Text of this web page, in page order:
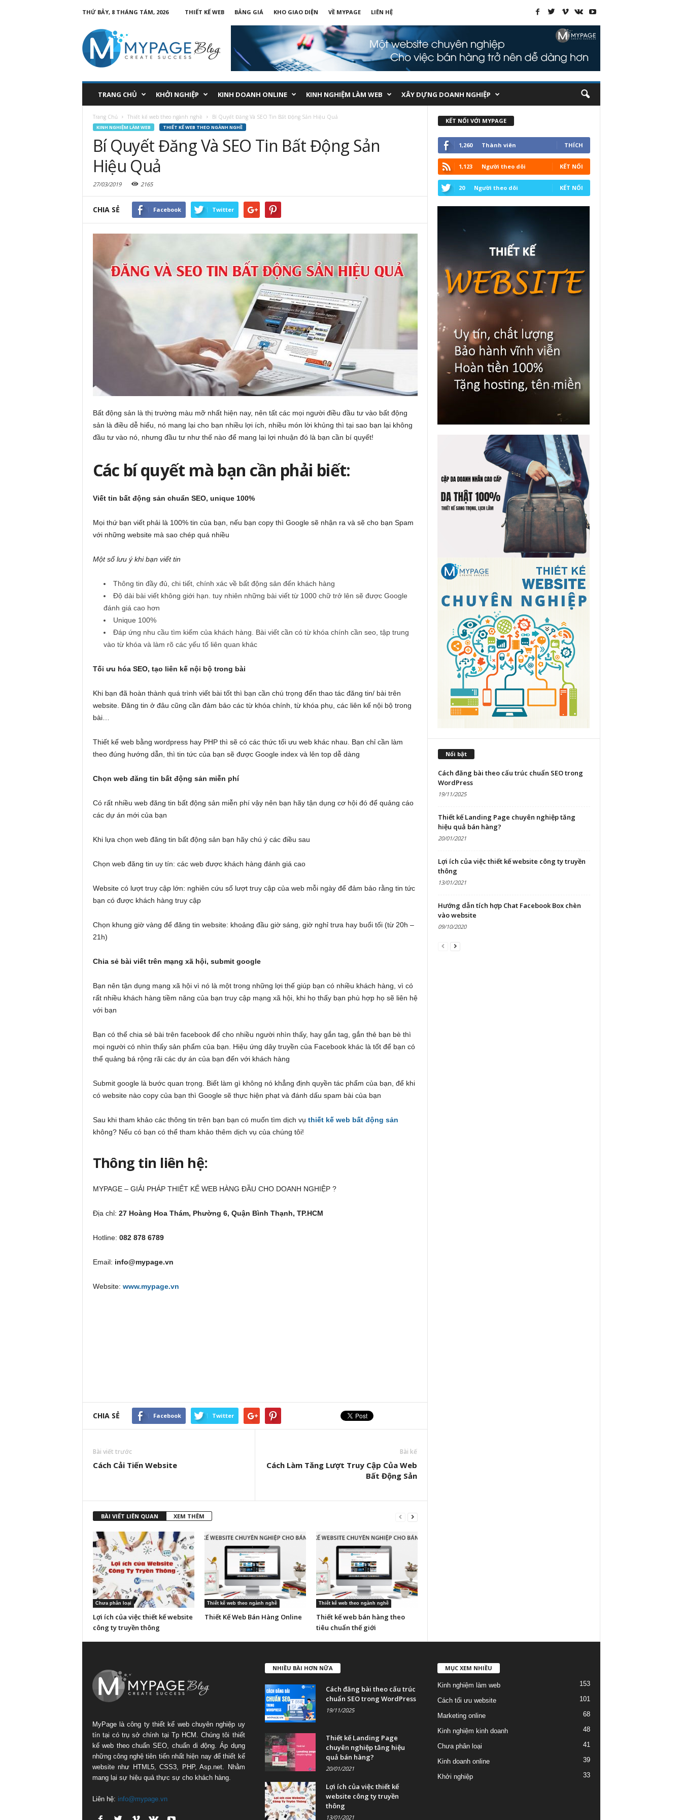
THỨ BẢY, 8 THÁNG TÁM, 2026 THIẾT KẾ WEB BẢNG GIÁ KHO GIAO DIỆN VỀ MYPAGE LIÊN HỆ
TRANG CHỦ KHỞI NGHIỆP KINH DOANH ONLINE KINH NGHIỆM LÀM WEB XÂY DỰNG DOANH NGHIỆP
Trang Chủ Thiết kế web theo ngành nghề Bí Quyết Đăng Và SEO Tin Bất Động Sản Hiệu Quả
KINH NGHIỆM LÀM WEB THIẾT KẾ WEB THEO NGÀNH NGHỀ
Bí Quyết Đăng Và SEO Tin Bất Động Sản
Hiệu Quả
27/03/2019 2165
CHIA SẺ Facebook Twitter
Bất động sản là thị trường màu mỡ nhất hiện nay, nên tất các mọi người điều đầu tư vào bất động
sản là điều dễ hiểu, nó mang lại cho bạn nhiều lợi ích, nhiều món lời khủng thì tại sao bạn lại không
đầu tư vào nó, nhưng đầu tư như thế nào để mang lại lợi nhuận đó là bạn cần bí quyết!
Các bí quyết mà bạn cần phải biết:
Viết tin bất động sản chuẩn SEO, unique 100%
Mọi thứ bạn viết phải là 100% tin của bạn, nếu bạn copy thì Google sẽ nhận ra và sẽ cho bạn Spam
với những website mà sao chép quá nhiều
Một số lưu ý khi bạn viết tin
Thông tin đầy đủ, chi tiết, chính xác về bất động sản đến khách hàng
Độ dài bài viết không giới hạn. tuy nhiên những bài viết từ 1000 chữ trở lên sẽ được Google
đánh giá cao hơn
Unique 100%
Đáp ứng nhu cầu tìm kiếm của khách hàng. Bài viết cần có từ khóa chính cần seo, tập trung
vào từ khóa và làm rõ các yếu tố liên quan khác
Tối ưu hóa SEO, tạo liên kế nội bộ trong bài
Khi bạn đã hoàn thành quá trình viết bài tốt thì bạn cần chú trọng đến thao tác đăng tin/ bài trên
website. Đăng tin ở đâu cũng cần đảm bảo các từ khóa chính, từ khóa phụ, các liên kế nội bộ trong
bài…
Thiết kế web bằng wordpress hay PHP thì sẽ có các thức tối ưu web khác nhau. Bạn chỉ cần làm
theo đúng hướng dẫn, thì tin tức của bạn sẽ được Google index và lên top dễ dàng
Chọn web đăng tin bất động sản miễn phí
Có rất nhiều web đăng tin bất động sản miễn phí vậy nên bạn hãy tận dụng cơ hội đó để quảng cáo
các dự án mới của bạn
Khi lựa chọn web đăng tin bất động sản bạn hãy chú ý các điều sau
Chọn web đăng tin uy tín: các web được khách hàng đánh giá cao
Website có lượt truy cập lớn: nghiên cứu số lượt truy cập của web mỗi ngày để đảm bảo rằng tin tức
bạn có được khách hàng truy cập
Chọn khung giờ vàng để đăng tin website: khoảng đầu giờ sáng, giờ nghỉ trưa hay buổi tối (từ 20h –
21h)
Chia sẻ bài viết trên mạng xã hội, submit google
Bạn nên tận dụng mạng xã hội vì nó là một trong những lợi thế giúp bạn có nhiều khách hàng, vì có
rất nhiều khách hàng tiềm năng của bạn truy cập mạng xã hội, khi họ thấy bạn phù hợp họ sẽ liên hệ
với bạn
Bạn có thể chia sẻ bài trên facebook để cho nhiều người nhìn thấy, hay gắn tag, gắn thẻ bạn bè thì
mọi người có nhìn thấy sản phẩm của bạn. Hiệu ứng dây truyền của Facebook khác là tốt để bạn có
thể quảng bá rộng rãi các dự án của bạn đến với khách hàng
Submit google là bước quan trọng. Biết làm gì không nó khẳng định quyền tác phẩm của bạn, để khi
có website nào copy của bạn thì Google sẽ thực hiện phạt và đánh dấu spam bài của bạn
Sau khi tham khảo các thông tin trên bạn bạn có muốn tìm dịch vụ thiết kế web bất động sản
không? Nếu có bạn có thể tham khảo thêm dịch vụ của chúng tôi!
Thông tin liên hệ:
MYPAGE – GIẢI PHÁP THIẾT KẾ WEB HÀNG ĐẦU CHO DOANH NGHIỆP ?
Địa chỉ: 27 Hoàng Hoa Thám, Phường 6, Quận Bình Thạnh, TP.HCM
Hotline: 082 878 6789
Email: info@mypage.vn
Website: www.mypage.vn
CHIA SẺ Facebook Twitter
Bài viết trước
Cách Cải Tiến Website
Bài kế
Cách Làm Tăng Lượt Truy Cập Của Web
Bất Động Sản
BÀI VIẾT LIÊN QUAN XEM THÊM
Chưa phân loại
Lợi ích của việc thiết kế website
công ty truyền thông
Thiết kế web theo ngành nghề
Thiết Kế Web Bán Hàng Online
Thiết kế web theo ngành nghề
Thiết kế web bán hàng theo
tiêu chuẩn thế giới
KẾT NỐI VỚI MYPAGE
1,260 Thành viên THÍCH
1,123 Người theo dõi KẾT NỐI
20 Người theo dõi KẾT NỐI
Nổi bật
Cách đăng bài theo cấu trúc chuẩn SEO trong
WordPress
19/11/2025
Thiết kế Landing Page chuyên nghiệp tăng
hiệu quả bán hàng?
20/01/2021
Lợi ích của việc thiết kế website công ty truyền
thông
13/01/2021
Hướng dẫn tích hợp Chat Facebook Box chèn
vào website
09/10/2020
MyPage là công ty thiết kế web chuyên nghiệp uy
tín tại có trụ sở chính tại Tp HCM. Chúng tôi thiết
kế web theo chuẩn SEO, chuẩn di động. Áp dụng
những công nghệ tiên tiến nhất hiện nay để thiết kế
website như HTML5, CSS3, PHP, Asp.net. Nhằm
mang lại sự hiệu quả thực sự cho khách hàng.
Liên hệ: info@mypage.vn
NHIỀU BÀI HƠN NỮA
Cách đăng bài theo cấu trúc
chuẩn SEO trong WordPress
19/11/2025
Thiết kế Landing Page
chuyên nghiệp tăng hiệu
quả bán hàng?
20/01/2021
Lợi ích của việc thiết kế
website công ty truyền
thông
13/01/2021
MỤC XEM NHIỀU
Kinh nghiệm làm web 153
Cách tối ưu website 101
Marketing online 68
Kinh nghiệm kinh doanh 48
Chưa phân loại 41
Kinh doanh online 39
Khởi nghiệp 33